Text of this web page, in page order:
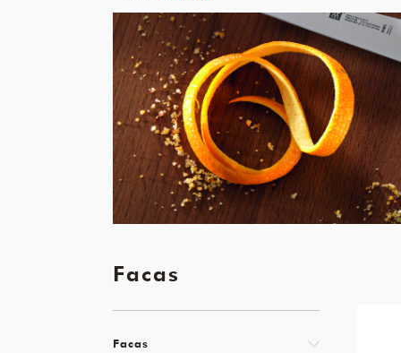
MESA
Facas
Facas